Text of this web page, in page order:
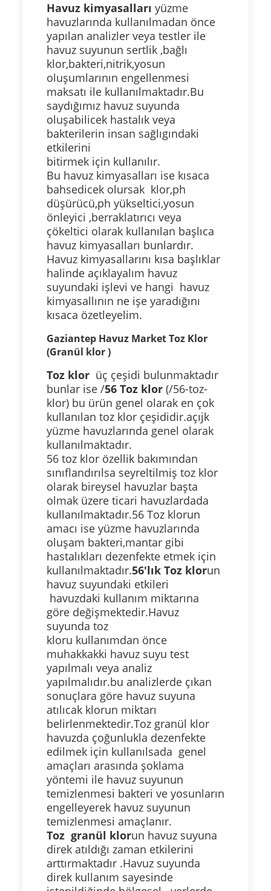
Havuz kimyasalları yüzme
havuzlarında kullanılmadan önce
yapılan analizler veya testler ile
havuz suyunun sertlik ,bağlı
klor,bakteri,nitrik,yosun
oluşumlarının engellenmesi
maksatı ile kullanılmaktadır.Bu
saydığımız havuz suyunda
oluşabilicek hastalık veya
bakterilerin insan sağlıgındaki
etkilerini
bitirmek için kullanılır.
Bu havuz kimyasalları ise kısaca
bahsedicek olursak klor,ph
düşürücü,ph yükseltici,yosun
önleyici ,berraklatırıcı veya
çökeltici olarak kullanılan başlıca
havuz kimyasalları bunlardır.
Havuz kimyasallarını kısa başlıklar
halinde açıklayalım havuz
suyundaki işlevi ve hangi havuz
kimyasallının ne işe yaradığını
kısaca özetleyelim.
Gaziantep Havuz Market Toz Klor
(Granül klor )
Toz klor üç çeşidi bulunmaktadır
bunlar ise /56 Toz klor (/56-toz-
klor) bu ürün genel olarak en çok
kullanılan toz klor çeşididir.açıjk
yüzme havuzlarında genel olarak
kullanılmaktadır.
56 toz klor özellik bakımından
sınıflandırılsa seyreltilmiş toz klor
olarak bireysel havuzlar başta
olmak üzere ticari havuzlardada
kullanılmaktadır.56 Toz klorun
amacı ise yüzme havuzlarında
oluşam bakteri,mantar gibi
hastalıkları dezenfekte etmek için
kullanılmaktadır.56'lık Toz klorun
havuz suyundaki etkileri
havuzdaki kullanım miktarına
göre değişmektedir.Havuz
suyunda toz
kloru kullanımdan önce
muhakkakki havuz suyu test
yapılmalı veya analiz
yapılmalıdır.bu analizlerde çıkan
sonuçlara göre havuz suyuna
atılıcak klorun miktarı
belirlenmektedir.Toz granül klor
havuzda çoğunlukla dezenfekte
edilmek için kullanılsada genel
amaçları arasında şoklama
yöntemi ile havuz suyunun
temizlenmesi bakteri ve yosunların
engelleyerek havuz suyunun
temizlenmesi amaçlanır.
Toz granül klorun havuz suyuna
direk atıldığı zaman etkilerini
arttırmaktadır .Havuz suyunda
direk kullanım sayesinde